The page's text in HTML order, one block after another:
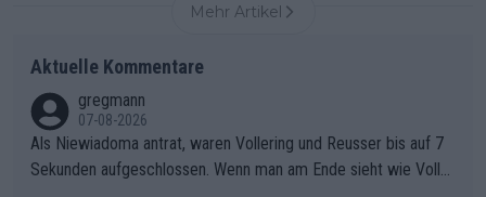
Mehr Artikel
Aktuelle Kommentare
gregmann
07-08-2026
Als Niewiadoma antrat, waren Vollering und Reusser bis auf 7
Sekunden aufgeschlossen. Wenn man am Ende sieht wie Voller